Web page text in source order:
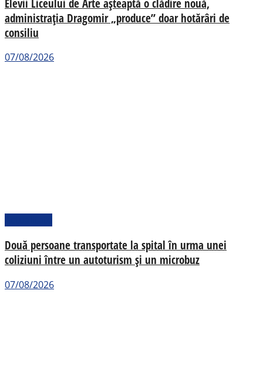
Elevii Liceului de Arte așteaptă o clădire nouă,
administrația Dragomir „produce” doar hotărâri de
consiliu
07/08/2026
Două persoane transportate la spital în urma unei
coliziuni între un autoturism și un microbuz
07/08/2026